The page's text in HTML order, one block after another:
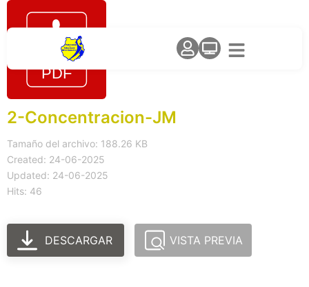
2-Concentracion-JM
Tamaño del archivo: 188.26 KB
Created: 24-06-2025
Updated: 24-06-2025
Hits: 46
DESCARGAR VISTA PREVIA